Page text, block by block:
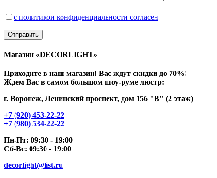
с политикой конфиденциальности согласен
Магазин «DECORLIGHT»
Приходите в наш магазин! Вас ждут скидки до 70%!
Ждем Вас в самом большом шоу-руме люстр:
г. Воронеж, Ленинский проспект, дом 156 "В" (2 этаж)
+7 (920) 453-22-22
+7 (980) 534-22-22
Пн-Пт: 09:30 - 19:00
Сб-Вс: 09:30 - 19:00
decorlight@list.ru